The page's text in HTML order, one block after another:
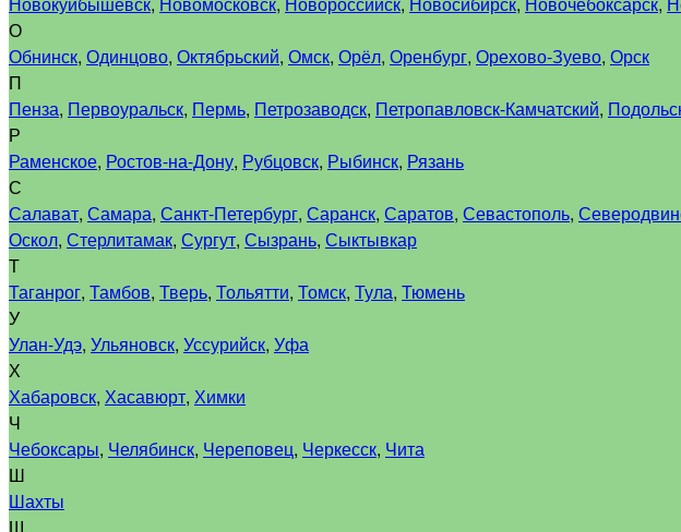
О
Обнинск, Одинцово, Октябрьский, Омск, Орёл, Оренбург, Орехово-Зуево, Орск
П
Пенза, Первоуральск, Пермь, Петрозаводск, Петропавловск-Камчатский,
Р
Раменское, Ростов-на-Дону, Рубцовск, Рыбинск, Рязань
С
Салават, Самара, Санкт-Петербург, Саранск, Саратов, Севастополь,
Оскол, Стерлитамак, Сургут, Сызрань, Сыктывкар
Т
Таганрог, Тамбов, Тверь, Тольятти, Томск, Тула, Тюмень
У
Улан-Удэ, Ульяновск, Уссурийск, Уфа
Х
Хабаровск, Хасавюрт, Химки
Ч
Чебоксары, Челябинск, Череповец, Черкесск, Чита
Ш
Шахты